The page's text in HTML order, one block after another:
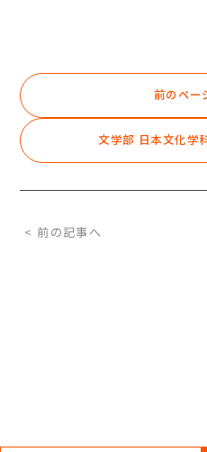
前のペー
文学部 日本文化学
< 前の記事へ